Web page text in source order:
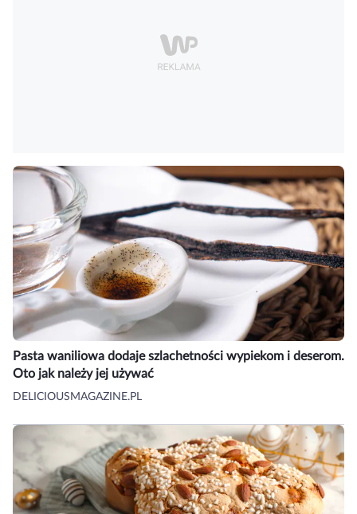
Pasta waniliowa dodaje szlachetności wypiekom i deserom.
Oto jak należy jej używać
DELICIOUSMAGAZINE.PL